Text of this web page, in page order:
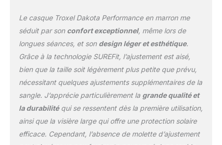
disponible dans une
graphismes et de
couleurs amusants, nos
casques d'équitation
Duratec mats sont
conçus pour faire une
déclaration audacieuse ;
idéal pour assortir
l'équipement de votre
cheval ou exprimer votre
style unique tout en
conduisant Ventilation
Le casque Troxel Dakota Performance en marron me
séduit par son confort exceptionnel, même lors de
longues séances, et son design léger et esthétique.
Grâce à la technologie SUREFit, l’ajustement est aisé,
bien que la taille soit légèrement plus petite que prévu,
nécessitant quelques ajustements supplémentaires de la
sangle. J’apprécie particulièrement la grande qualité et
la durabilitéqui se ressentent dès la première utilisation,
ainsi que la visière large qui offre une protection solaire
efficace. Cependant, l’absence de molette d’ajustement